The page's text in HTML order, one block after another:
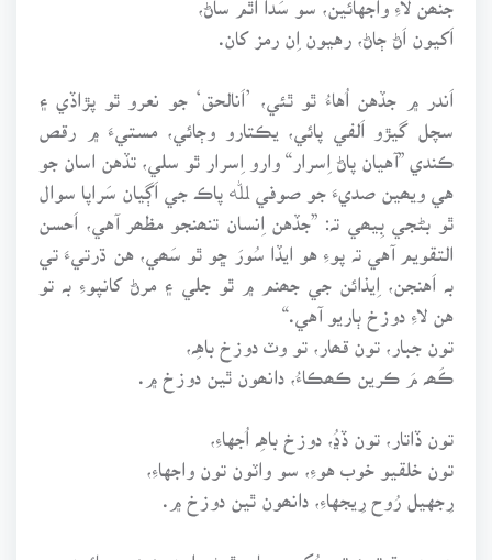
اَکيون اَڻ ڄاڻ، رهيون اِن رمز کان.
اَندر ۾ جڏهن اُهاءُ ٿو ٿئي، ’اَنالحق‘ جو نعرو ٿو پڙاڏي ۽
سچل گيڙو اَلفي پائي، يڪتارو وڄائي، مستيءَ ۾ رقص
ڪندي ”آهيان پاڻ اِسرار“ وارو اِسرار ٿو سلي، تڏهن اسان جو
هي ويھين صديءَ جو صوفي ﷲ پاڪ جي اَڳيان سَراپا سوال
ٿو بڻجي بِيھي تہ: ”جڏهن اِنسان تنھنجو مظھر آهي، اَحسن
التقويم آهي تہ پوءِ هو ايڏا سُورَ ڇو ٿو سَھي، هن ڌرتيءَ تي
بہ اَهنجن، اِيذائن جي جھنم ۾ ٿو جلي ۽ مرڻ کانپوءِ بہ تو
هن لاءِ دوزخ ٻاريو آهي.“
تون جبار، تون قھار، تو وٽ دوزخ باهِہ،
ڪَھہ مَ ڪرين ڪھڪاءُ، دانھون ٿين دوزخ ۾.
تون ڏاتار، تون ڏڍُ، دوزخ باهِہ اُجهاءِ،
تون خلقيو خوب هوءِ، سو واٽون تون واجهاءِ،
رِجهيل رُوح رِيجهاءِ، دانھون ٿين دوزخ ۾.
هو هن ڌرتيءَ تي بُک ۾ پاھہ ٿيڻ وارن پنھنجن ڀائرن جي